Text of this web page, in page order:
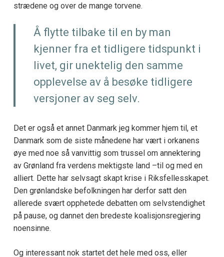
strædene og over de mange torvene.
Å flytte tilbake til en by man
kjenner fra et tidligere tidspunkt i
livet, gir unektelig den samme
opplevelse av å besøke tidligere
versjoner av seg selv.
Det er også et annet Danmark jeg kommer hjem til, et
Danmark som de siste månedene har vært i orkanens
øye med noe så vanvittig som trussel om annektering
av Grønland fra verdens mektigste land –til og med en
alliert. Dette har selvsagt skapt krise i Riksfellesskapet.
Den grønlandske befolkningen har derfor satt den
allerede svært opphetede debatten om selvstendighet
på pause, og dannet den bredeste koalisjonsregjering
noensinne.
Og interessant nok startet det hele med oss, eller